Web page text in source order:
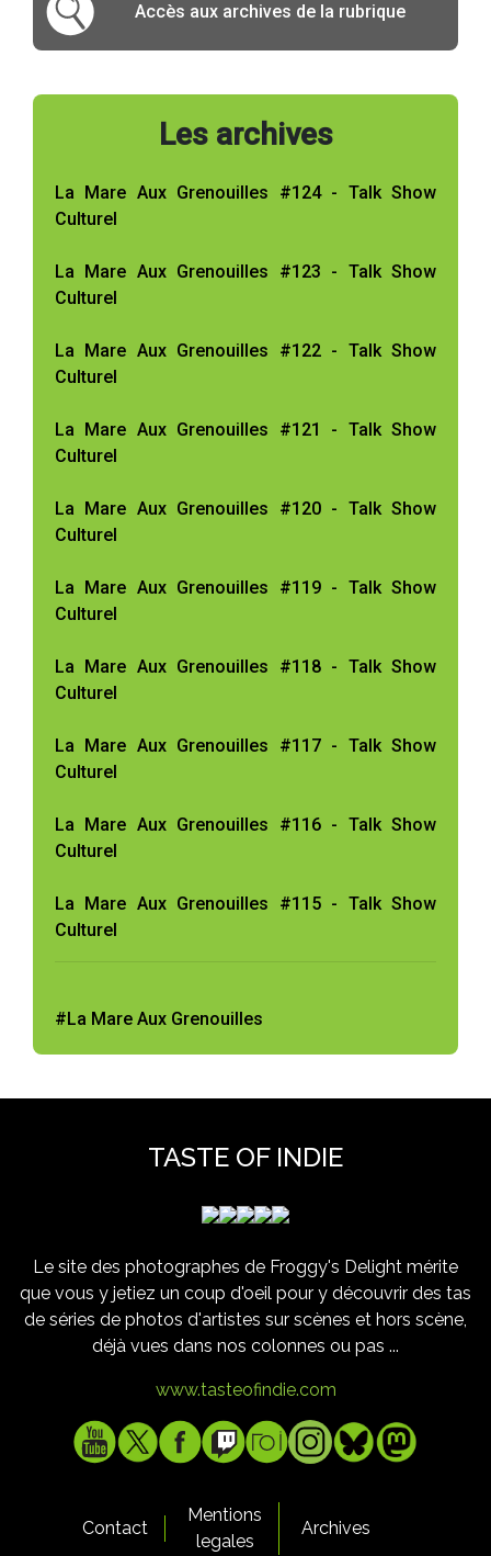
Accès aux archives de la rubrique
Les archives
La Mare Aux Grenouilles #124 - Talk Show
Culturel
La Mare Aux Grenouilles #123 - Talk Show
Culturel
La Mare Aux Grenouilles #122 - Talk Show
Culturel
La Mare Aux Grenouilles #121 - Talk Show
Culturel
La Mare Aux Grenouilles #120 - Talk Show
Culturel
La Mare Aux Grenouilles #119 - Talk Show
Culturel
La Mare Aux Grenouilles #118 - Talk Show
Culturel
La Mare Aux Grenouilles #117 - Talk Show
Culturel
La Mare Aux Grenouilles #116 - Talk Show
Culturel
La Mare Aux Grenouilles #115 - Talk Show
Culturel
#La Mare Aux Grenouilles
TASTE OF INDIE
Le site des photographes de Froggy's Delight mérite
que vous y jetiez un coup d'oeil pour y découvrir des tas
de séries de photos d'artistes sur scènes et hors scène,
déjà vues dans nos colonnes ou pas ...
www.tasteofindie.com
Contact
Mentions
legales
Archives